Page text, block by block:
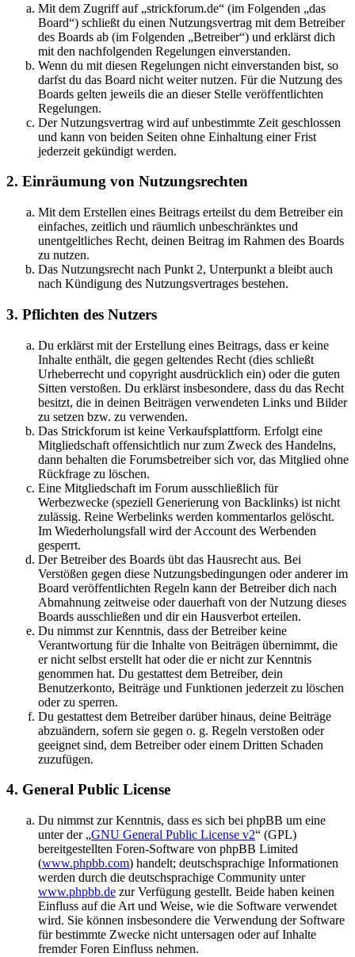
Mit dem Zugriff auf „strickforum.de“ (im Folgenden „das
Board“) schließt du einen Nutzungsvertrag mit dem Betreiber
des Boards ab (im Folgenden „Betreiber“) und erklärst dich
mit den nachfolgenden Regelungen einverstanden.
Wenn du mit diesen Regelungen nicht einverstanden bist, so
darfst du das Board nicht weiter nutzen. Für die Nutzung des
Boards gelten jeweils die an dieser Stelle veröffentlichten
Regelungen.
Der Nutzungsvertrag wird auf unbestimmte Zeit geschlossen
und kann von beiden Seiten ohne Einhaltung einer Frist
jederzeit gekündigt werden.
2. Einräumung von Nutzungsrechten
Mit dem Erstellen eines Beitrags erteilst du dem Betreiber ein
einfaches, zeitlich und räumlich unbeschränktes und
unentgeltliches Recht, deinen Beitrag im Rahmen des Boards
zu nutzen.
Das Nutzungsrecht nach Punkt 2, Unterpunkt a bleibt auch
nach Kündigung des Nutzungsvertrages bestehen.
3. Pflichten des Nutzers
Du erklärst mit der Erstellung eines Beitrags, dass er keine
Inhalte enthält, die gegen geltendes Recht (dies schließt
Urheberrecht und copyright ausdrücklich ein) oder die guten
Sitten verstoßen. Du erklärst insbesondere, dass du das Recht
besitzt, die in deinen Beiträgen verwendeten Links und Bilder
zu setzen bzw. zu verwenden.
Das Strickforum ist keine Verkaufsplattform. Erfolgt eine
Mitgliedschaft offensichtlich nur zum Zweck des Handelns,
dann behalten die Forumsbetreiber sich vor, das Mitglied ohne
Rückfrage zu löschen.
Eine Mitgliedschaft im Forum ausschließlich für
Werbezwecke (speziell Generierung von Backlinks) ist nicht
zulässig. Reine Werbelinks werden kommentarlos gelöscht.
Im Wiederholungsfall wird der Account des Werbenden
gesperrt.
Der Betreiber des Boards übt das Hausrecht aus. Bei
Verstößen gegen diese Nutzungsbedingungen oder anderer im
Board veröffentlichten Regeln kann der Betreiber dich nach
Abmahnung zeitweise oder dauerhaft von der Nutzung dieses
Boards ausschließen und dir ein Hausverbot erteilen.
Du nimmst zur Kenntnis, dass der Betreiber keine
Verantwortung für die Inhalte von Beiträgen übernimmt, die
er nicht selbst erstellt hat oder die er nicht zur Kenntnis
genommen hat. Du gestattest dem Betreiber, dein
Benutzerkonto, Beiträge und Funktionen jederzeit zu löschen
oder zu sperren.
Du gestattest dem Betreiber darüber hinaus, deine Beiträge
abzuändern, sofern sie gegen o. g. Regeln verstoßen oder
geeignet sind, dem Betreiber oder einem Dritten Schaden
zuzufügen.
4. General Public License
Du nimmst zur Kenntnis, dass es sich bei phpBB um eine
unter der „GNU General Public License v2“ (GPL)
bereitgestellten Foren-Software von phpBB Limited
(www.phpbb.com) handelt; deutschsprachige Informationen
werden durch die deutschsprachige Community unter
www.phpbb.de zur Verfügung gestellt. Beide haben keinen
Einfluss auf die Art und Weise, wie die Software verwendet
wird. Sie können insbesondere die Verwendung der Software
für bestimmte Zwecke nicht untersagen oder auf Inhalte
fremder Foren Einfluss nehmen.